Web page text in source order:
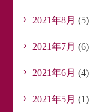
2021年8月 (5)
2021年7月 (6)
2021年6月 (4)
2021年5月 (1)